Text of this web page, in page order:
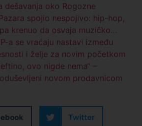
dešavanja oko Rogozne
spojio nespojivo: hip-hop,
krenuo da osvaja muzičko…
a se vraćaju nastavi između
i želje za novim početkom
ovo nigde nema“ –
novom prodavnicom
Twitter